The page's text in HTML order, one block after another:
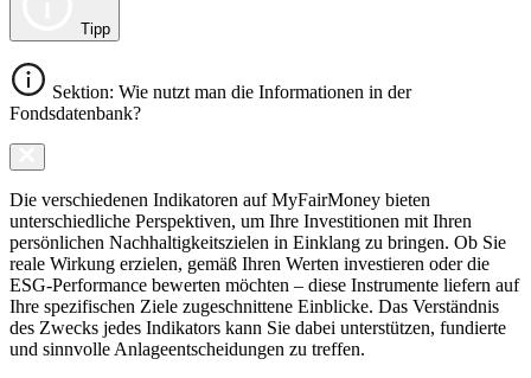
Tipp
Sektion: Wie nutzt man die Informationen in der
Fondsdatenbank?
Die verschiedenen Indikatoren auf MyFairMoney bieten
unterschiedliche Perspektiven, um Ihre Investitionen mit Ihren
persönlichen Nachhaltigkeitszielen in Einklang zu bringen. Ob Sie
reale Wirkung erzielen, gemäß Ihren Werten investieren oder die
ESG-Performance bewerten möchten – diese Instrumente liefern auf
Ihre spezifischen Ziele zugeschnittene Einblicke. Das Verständnis
des Zwecks jedes Indikators kann Sie dabei unterstützen, fundierte
und sinnvolle Anlageentscheidungen zu treffen.